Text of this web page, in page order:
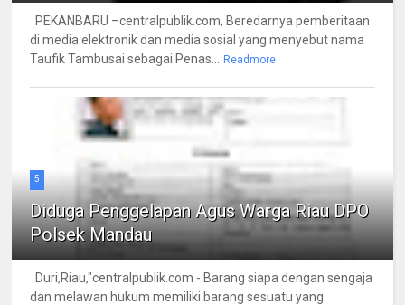
PEKANBARU –centralpublik.com, Beredarnya pemberitaan
di media elektronik dan media sosial yang menyebut nama
Taufik Tambusai sebagai Penas...
Readmore
5
Diduga Penggelapan Agus Warga Riau DPO
Polsek Mandau
Duri,Riau,"centralpublik.com - Barang siapa dengan sengaja
dan melawan hukum memiliki barang sesuatu yang